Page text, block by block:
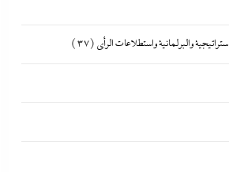
والبرلمانية واستطلاعات الرأى (37)